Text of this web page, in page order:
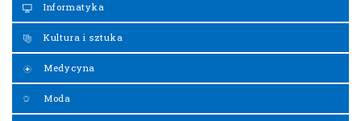
Informatyka
Kultura i sztuka
Medycyna
Moda